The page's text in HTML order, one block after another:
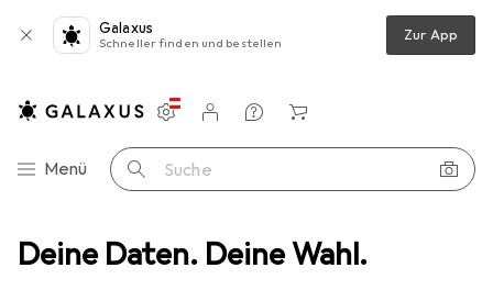
Deine Daten. Deine Wahl.
Galaxus
Schneller finden und bestellen Zur App
Navigation nach Kategorien
Menü Suche
Einstellungen
Kundenkonto
Vergleichslisten
Merklisten
Warenkorb
Netzwerk Bridges + Router Router